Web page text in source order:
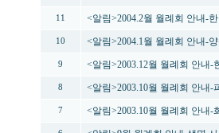
11 <알림>2004.2월 월례회 안내-
10 <알림>2004.1월 월례회 안내-
9 <알림>2003.12월 월례회 안내
8 <알림>2003.10월 월례회 안내-
7 <알림>2003.10월 월례회 안내-